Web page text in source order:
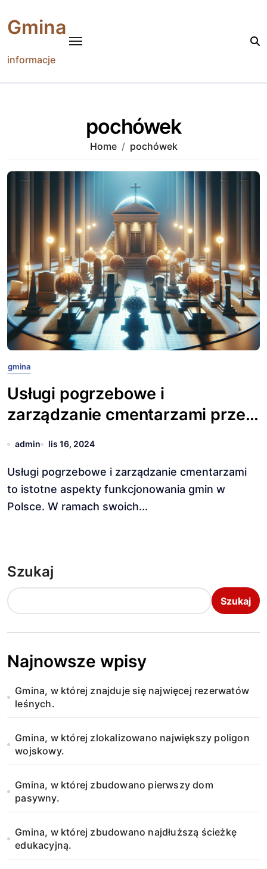
content
Gmina
informacje
pochówek
Home pochówek
gmina
Usługi pogrzebowe i
zarządzanie cmentarzami przez
gminy
admin lis 16, 2024
Usługi pogrzebowe i zarządzanie cmentarzami
to istotne aspekty funkcjonowania gmin w
Polsce. W ramach swoich...
Szukaj
Szukaj
Najnowsze wpisy
Gmina, w której znajduje się najwięcej rezerwatów
leśnych.
Gmina, w której zlokalizowano największy poligon
wojskowy.
Gmina, w której zbudowano pierwszy dom
pasywny.
Gmina, w której zbudowano najdłuższą ścieżkę
edukacyjną.